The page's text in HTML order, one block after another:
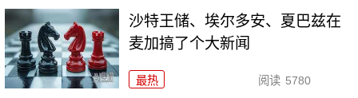
沙特王储、埃尔多安、夏巴兹在
麦加搞了个大新闻
最热 阅读 5780